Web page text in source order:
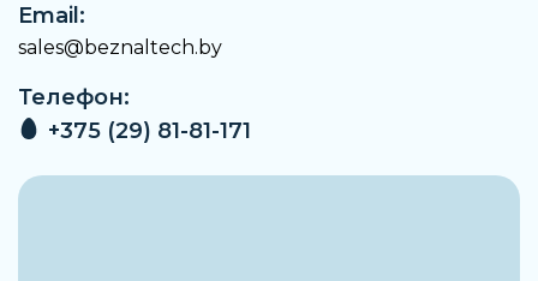
Email:
sales@beznaltech.by
Телефон:
+375 (29) 81-81-171